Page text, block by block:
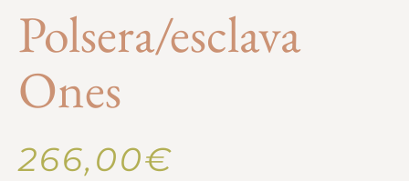
Polsera/esclava
Ones
266,00€